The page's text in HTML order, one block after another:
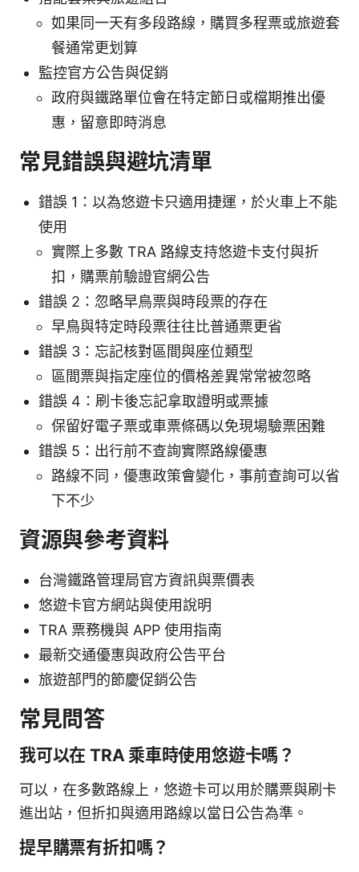
如果同一天有多段路線，購買多程票或旅遊套
餐通常更划算
監控官方公告與促銷
政府與鐵路單位會在特定節日或檔期推出優
惠，留意即時消息
常見錯誤與避坑清單
錯誤 1：以為悠遊卡只適用捷運，於火車上不能
使用
實際上多數 TRA 路線支持悠遊卡支付與折
扣，購票前驗證官網公告
錯誤 2：忽略早鳥票與時段票的存在
早鳥與特定時段票往往比普通票更省
錯誤 3：忘記核對區間與座位類型
區間票與指定座位的價格差異常常被忽略
錯誤 4：刷卡後忘記拿取證明或票據
保留好電子票或車票條碼以免現場驗票困難
錯誤 5：出行前不查詢實際路線優惠
路線不同，優惠政策會變化，事前查詢可以省
下不少
資源與參考資料
台灣鐵路管理局官方資訊與票價表
悠遊卡官方網站與使用說明
TRA 票務機與 APP 使用指南
最新交通優惠與政府公告平台
旅遊部門的節慶促銷公告
常見問答
我可以在 TRA 乘車時使用悠遊卡嗎？
可以，在多數路線上，悠遊卡可以用於購票與刷卡
進出站，但折扣與適用路線以當日公告為準。
提早購票有折扣嗎？